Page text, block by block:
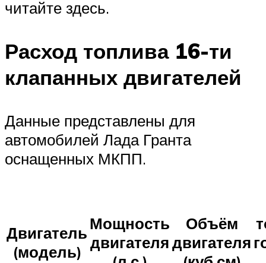
читайте здесь.
Расход топлива 16-ти
клапанных двигателей
Данные представлены для
автомобилей Лада Гранта
оснащенных МКПП.
Двигатель
(модель)
Мощность
двигателя
Объём
двигателя